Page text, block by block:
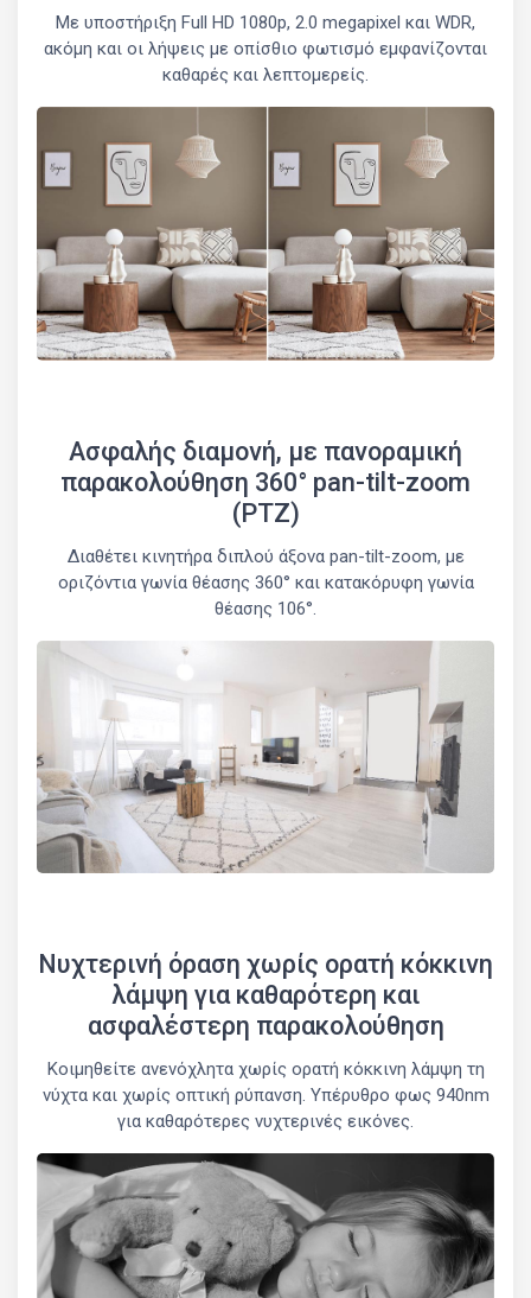
Με υποστήριξη Full HD 1080p, 2.0 megapixel και WDR,
ακόμη και οι λήψεις με οπίσθιο φωτισμό εμφανίζονται
καθαρές και λεπτομερείς.
Ασφαλής διαμονή, με πανοραμική
παρακολούθηση 360° pan-tilt-zoom
(PTZ)
Διαθέτει κινητήρα διπλού άξονα pan-tilt-zoom, με
οριζόντια γωνία θέασης 360° και κατακόρυφη γωνία
θέασης 106°.
Νυχτερινή όραση χωρίς ορατή κόκκινη
λάμψη για καθαρότερη και
ασφαλέστερη παρακολούθηση
Κοιμηθείτε ανενόχλητα χωρίς ορατή κόκκινη λάμψη τη
νύχτα και χωρίς οπτική ρύπανση. Υπέρυθρο φως 940nm
για καθαρότερες νυχτερινές εικόνες.